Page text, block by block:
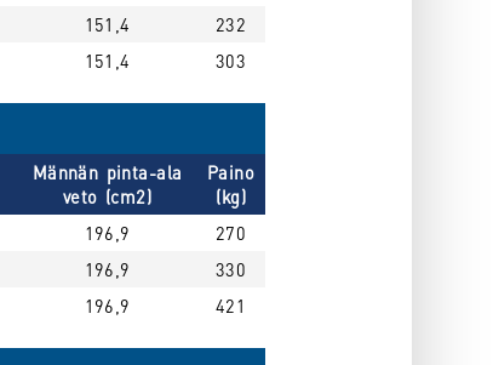
151,4 232
151,4 303
Männän pinta-ala
veto (cm2)
Paino
(kg)
196,9 270
196,9 330
196,9 421